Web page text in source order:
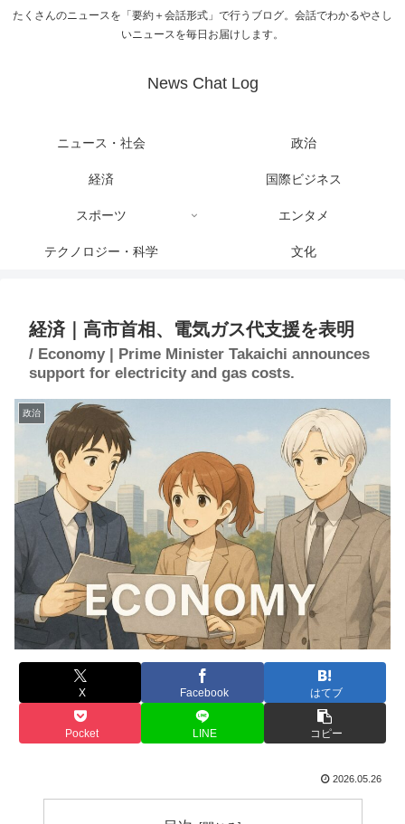
たくさんのニュースを「要約＋会話形式」で行うブログ。会話でわかるやさし
いニュースを毎日お届けします。
News Chat Log
ニュース・社会 政治
経済 国際ビジネス
スポーツ エンタメ
テクノロジー・科学 文化
経済｜高市首相、電気ガス代支援を表明
/ Economy | Prime Minister Takaichi announces
support for electricity and gas costs.
政治
X Facebook はてブ
Pocket LINE コピー
2026.05.26